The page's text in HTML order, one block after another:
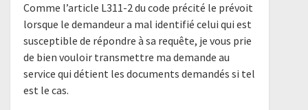
Comme l’article L311-2 du code précité le prévoit
lorsque le demandeur a mal identifié celui qui est
susceptible de répondre à sa requête, je vous prie
de bien vouloir transmettre ma demande au
service qui détient les documents demandés si tel
est le cas.